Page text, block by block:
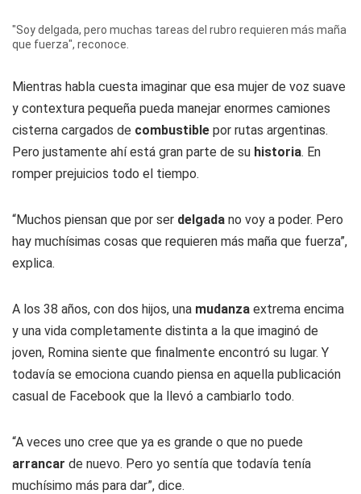
"Soy delgada, pero muchas tareas del rubro requieren más maña
que fuerza", reconoce.
Mientras habla cuesta imaginar que esa mujer de voz suave
y contextura pequeña pueda manejar enormes camiones
cisterna cargados de combustible por rutas argentinas.
Pero justamente ahí está gran parte de su historia. En
romper prejuicios todo el tiempo.
“Muchos piensan que por ser delgada no voy a poder. Pero
hay muchísimas cosas que requieren más maña que fuerza”,
explica.
A los 38 años, con dos hijos, una mudanza extrema encima
y una vida completamente distinta a la que imaginó de
joven, Romina siente que finalmente encontró su lugar. Y
todavía se emociona cuando piensa en aquella publicación
casual de Facebook que la llevó a cambiarlo todo.
“A veces uno cree que ya es grande o que no puede
arrancar de nuevo. Pero yo sentía que todavía tenía
muchísimo más para dar”, dice.